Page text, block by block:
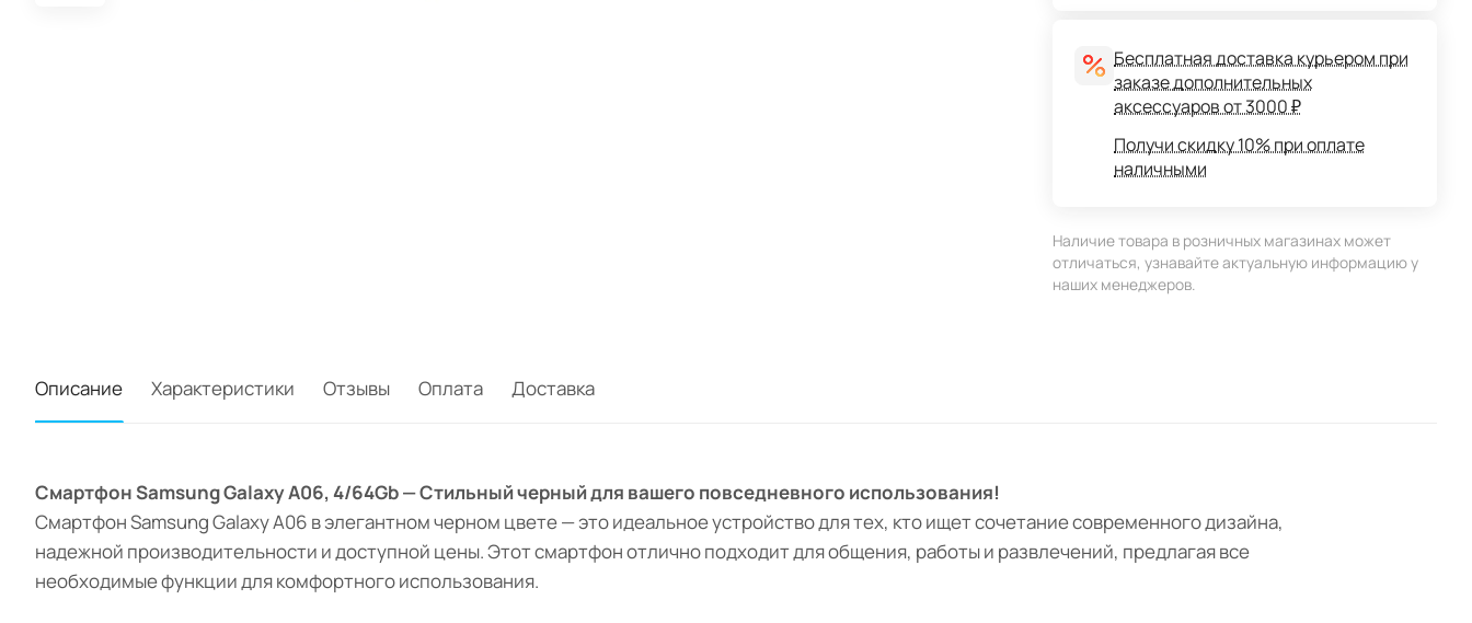
Бесплатная доставка курьером при
заказе дополнительных
аксессуаров от 3000 ₽
Получи скидку 10% при оплате
наличными
Наличие товара в розничных магазинах может
отличаться, узнавайте актуальную информацию у
наших менеджеров.
Описание Характеристики Отзывы Оплата Доставка
Смартфон Samsung Galaxy A06, 4/64Gb — Стильный черный для вашего повседневного использования!
Смартфон Samsung Galaxy A06 в элегантном черном цвете — это идеальное устройство для тех, кто ищет сочетание современного дизайна,
надежной производительности и доступной цены. Этот смартфон отлично подходит для общения, работы и развлечений, предлагая все
необходимые функции для комфортного использования.